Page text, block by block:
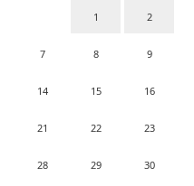
1 2
7 8 9
14 15 16
21 22 23
28 29 30